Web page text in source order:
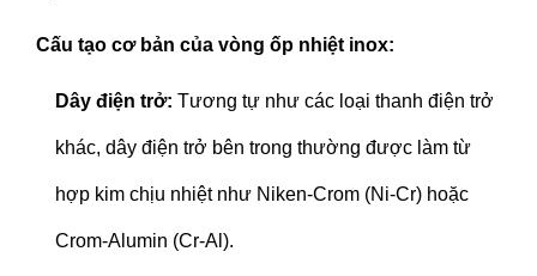
Cấu tạo cơ bản của vòng ốp nhiệt inox:
Dây điện trở: Tương tự như các loại thanh điện trở
khác, dây điện trở bên trong thường được làm từ
hợp kim chịu nhiệt như Niken-Crom (Ni-Cr) hoặc
Crom-Alumin (Cr-Al).